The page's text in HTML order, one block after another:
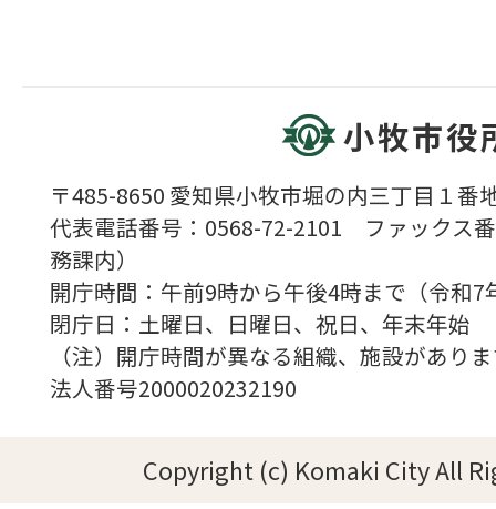
小牧市役
〒485-8650 愛知県小牧市堀の内三丁目１番
代表電話番号：0568-72-2101 ファックス
務課内）
開庁時間：午前9時から午後4時まで（令
閉庁日：土曜日、日曜日、祝日、年末年始
（注）開庁時間が異なる組織、施設があり
法人番号2000020232190
Copyright (c) Komaki City All